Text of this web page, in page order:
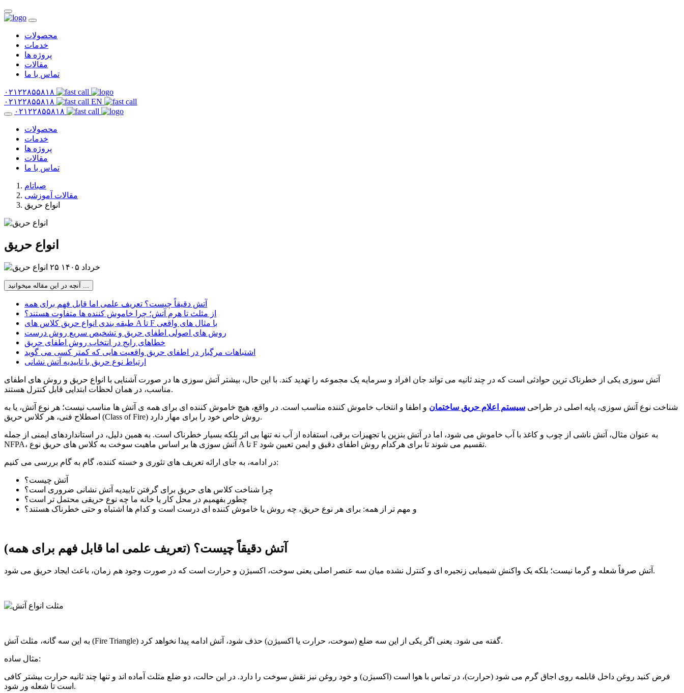
محصولات
خدمات
پروژه ها
مقالات
تماس با ما
۰۲۱۲۲۸۵۵۸۱۸
۰۲۱۲۲۸۵۵۸۱۸
EN
۰۲۱۲۲۸۵۵۸۱۸
محصولات
خدمات
پروژه ها
مقالات
تماس با ما
صباتام
مقالات آموزشی
انواع حریق
انواع حریق
۲۵ خرداد ۱۴۰۵
آتش دقیقاً چیست؟ تعریف علمی اما قابل فهم برای همه
از مثلث تا هرم آتش؛ چرا خاموش کننده ها متفاوت هستند؟
طبقه بندی انواع حریق کلاس های A تا F با مثال های واقعی
روش های اصولی اطفای حریق و تشخیص سریع روش درست
خطاهای رایج در انتخاب روش اطفای حریق
اشتباهات مرگبار در اطفای حریق واقعیت هایی که کمتر کسی می گوید
ارتباط نوع حریق با تاییدیه آتش نشانی
آتش سوزی یکی از خطرناک ترین حوادثی است که در چند ثانیه می تواند جان افراد و سرمایه یک مجموعه را تهدید کند. با این حال، بیشتر آتش سوزی ها در صورت آشنایی با انواع حریق و روش های اطفای
مناسب، در همان لحظات ابتدایی قابل کنترل هستند.
شناخت نوع آتش سوزی، پایه اصلی در طراحی سیستم اعلام حریق ساختمان و اطفا و انتخاب خاموش کننده مناسب است. در واقع، هیچ خاموش کننده ای برای همه ی آتش ها مناسب نیست؛ هر نوع آتش، یا به
اصطلاح فنی، هر کلاس حریق (Class of Fire) روش خاص خود را برای مهار دارد.
به عنوان مثال، آتش ناشی از چوب و کاغذ با آب خاموش می شود، اما در آتش بنزین یا تجهیزات برقی، استفاده از آب نه تنها بی اثر بلکه بسیار خطرناک است. به همین دلیل، در استانداردهای ایمنی از جمله
NFPA، آتش سوزی ها بر اساس ماهیت سوخت به کلاس های حریق نوع A تا F تقسیم می شوند تا برای هرکدام روش اطفای دقیق و ایمن تعیین شود.
در ادامه، به جای ارائه تعریف های تئوری و خسته کننده، گام به گام بررسی می کنیم:
آتش چیست؟
چرا شناخت کلاس های حریق برای گرفتن تاییدیه آتش نشانی ضروری است؟
چطور بفهمیم در محل کار یا خانه ما چه نوع حریقی محتمل تر است؟
و مهم تر از همه: برای هر نوع حریق، چه روش یا خاموش کننده ای درست است و کدام ها اشتباه و حتی خطرناک هستند؟
آتش دقیقاً چیست؟ (تعریف علمی اما قابل فهم برای همه)
آتش صرفاً شعله و گرما نیست؛ بلکه یک واکنش شیمیایی زنجیره ای و کنترل نشده میان سه عنصر اصلی یعنی سوخت، اکسیژن و حرارت است که در صورت وجود هم زمان، باعث ایجاد حریق می شود.
به این سه گانه، مثلث آتش (Fire Triangle) گفته می شود. یعنی اگر یکی از این سه ضلع (سوخت، حرارت یا اکسیژن) حذف شود، آتش ادامه پیدا نخواهد کرد.
مثال ساده:
فرض کنید روغن داخل قابلمه روی اجاق گرم می شود (حرارت)، در تماس با هوا است (اکسیژن) و خود روغن نیز نقش سوخت را دارد. در این حالت، دو ضلع مثلث آماده اند و تنها چند ثانیه حرارت بیشتر کافی
است تا شعله ور شود.